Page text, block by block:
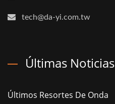
tech@da-yi.com.tw
Últimas Noticias
Últimos Resortes De Onda